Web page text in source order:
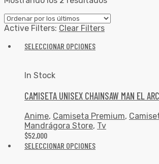
Active Filters: Clear Filters
SELECCIONAR OPCIONES
In Stock
CAMISETA UNISEX CHAINSAW MAN EL
Anime, Camiseta Premium,
Mandrágora Store, Tv
$52,000
SELECCIONAR OPCIONES